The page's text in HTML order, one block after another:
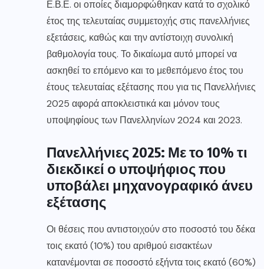
Ε.Β.Ε. οι οποίες διαμορφώθηκαν κατά το σχολικό
έτος της τελευταίας συμμετοχής στις πανελλήνιες
εξετάσεις, καθώς και την αντίστοιχη συνολική
βαθμολογία τους. Το δικαίωμα αυτό μπορεί να
ασκηθεί το επόμενο και το μεθεπόμενο έτος του
έτους τελευταίας εξέτασης που για τις Πανελλήνιες
2025 αφορά αποκλειστικά και μόνον τους
υποψηφίους των Πανελληνίων 2024 και 2023.
Πανελλήνιες 2025: Με το 10% τι
διεκδικεί ο υποψήφιος που
υποβάλει μηχανογραφικό άνευ
εξέτασης
Οι θέσεις που αντιστοιχούν στο ποσοστό του δέκα
τοις εκατό (10%) του αριθμού εισακτέων
κατανέμονται σε ποσοστό εξήντα τοις εκατό (60%)